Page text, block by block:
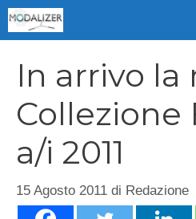
Vai
al
In arrivo la
Collezione
a/i 2011
15 Agosto 2011 di Redazione